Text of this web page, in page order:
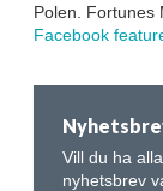
Polen. Fortunes
Facebook
Vill du ha
nyhetsbrev